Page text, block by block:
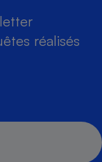
réalisés